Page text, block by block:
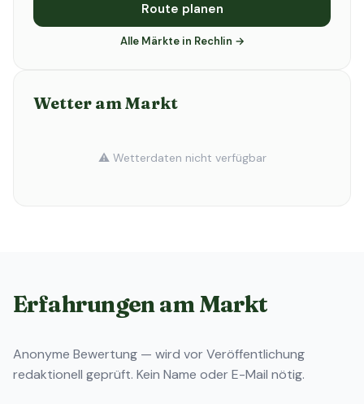
Route planen
Alle Märkte in Rechlin →
Wetter am Markt
⚠️ Wetterdaten nicht verfügbar
Erfahrungen am Markt
Anonyme Bewertung — wird vor Veröffentlichung
redaktionell geprüft. Kein Name oder E-Mail nötig.